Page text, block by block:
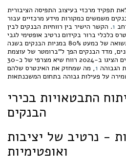
תפקיד מרכזי בעיצוב התפיסה הציבורית
משמשים כמקורות מידע מרכזיים עבור
1. הקשר הישיר בין רווחיות הבנקים לבין
כלכלי ברור בקידום נרטיב אופטימי לגבי
.עם תשואה של כמעט 80% במניות הבנקים בשנה
בתוך חמש שנים, מדד הבנקים הפך ל"ברומטר של עוצמת
. הבנקים הציגו ב-2024 רווח שיא מצרפי של כ-30
הגבוהה 1, מה שמחזק את האינטרס שלהם
התבטאויות בכירי
הבנקים
- נרטיב של יציבות
ואופטימיות